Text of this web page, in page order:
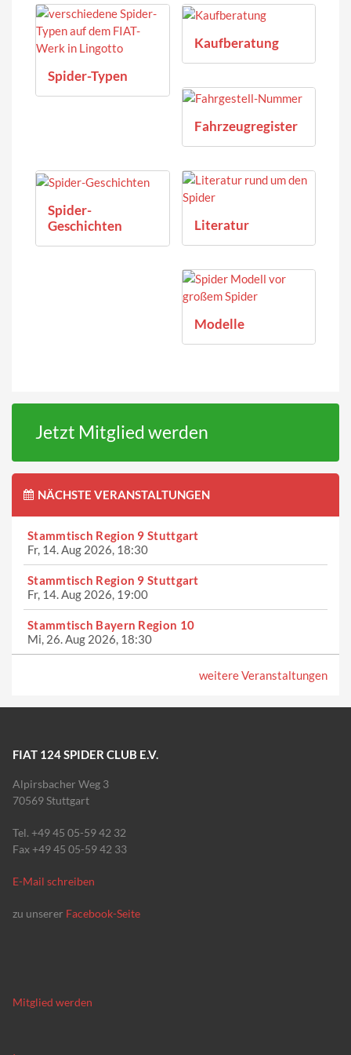
Spider-Typen
Kaufberatung
Fahrzeugregister
Spider-
Geschichten
Literatur
Modelle
Jetzt Mitglied werden
NÄCHSTE VERANSTALTUNGEN
Stammtisch Region 9 Stuttgart
Fr, 14. Aug 2026, 18:30
Stammtisch Region 9 Stuttgart
Fr, 14. Aug 2026, 19:00
Stammtisch Bayern Region 10
Mi, 26. Aug 2026, 18:30
weitere Veranstaltungen
FIAT 124 SPIDER CLUB E.V.
Alpirsbacher Weg 3
70569 Stuttgart
Tel. +49 45 05-59 42 32
Fax +49 45 05-59 42 33
E-Mail schreiben
zu unserer Facebook-Seite
Mitglied werden